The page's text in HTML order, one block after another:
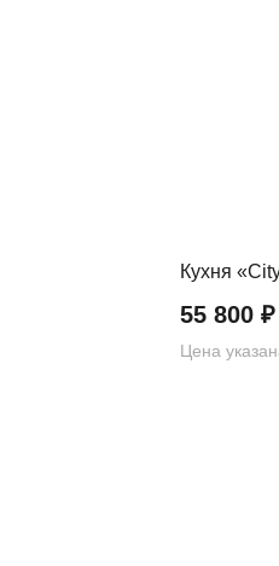
Кухня
55 800 ₽
Цена